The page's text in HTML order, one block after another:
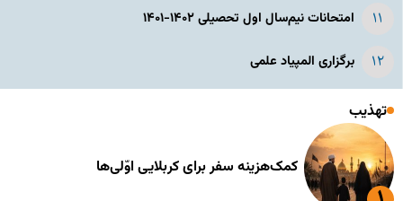
امتحانات نیم‌سال اول تحصیلی ۱۴۰۲-۱۴۰۱
برگزاری المپیاد علمی
تهذیب
کمک‌هزینه سفر برای کربلایی اوّلی‌ها